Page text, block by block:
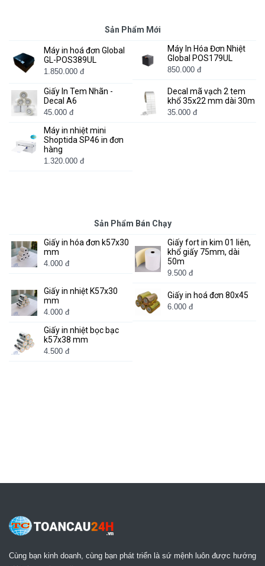
Sản Phẩm Mới
Máy in hoá đơn Global
GL-POS389UL
1.850.000 đ
Máy In Hóa Đơn Nhiệt
Global POS179UL
850.000 đ
Giấy In Tem Nhãn -
Decal A6
45.000 đ
Decal mã vạch 2 tem
khổ 35x22 mm dài 30m
35.000 đ
Máy in nhiệt mini
Shoptida SP46 in đơn
hàng
1.320.000 đ
Sản Phẩm Bán Chạy
Giấy in hóa đơn k57x30
mm
4.000 đ
Giấy fort in kim 01 liên,
khổ giấy 75mm, dài
50m
9.500 đ
Giấy in nhiệt K57x30
mm
4.000 đ
Giấy in hoá đơn 80x45
6.000 đ
Giấy in nhiệt bọc bạc
k57x38 mm
4.500 đ
Cùng bạn kinh doanh, cùng bạn phát triển là sứ mệnh luôn được hướng